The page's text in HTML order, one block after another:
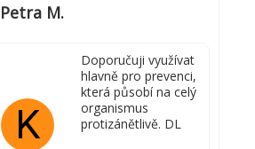
Petra M.
K
Doporučuji využívat
hlavně pro prevenci,
která působí na celý
organismus
protizánětlivě. DL